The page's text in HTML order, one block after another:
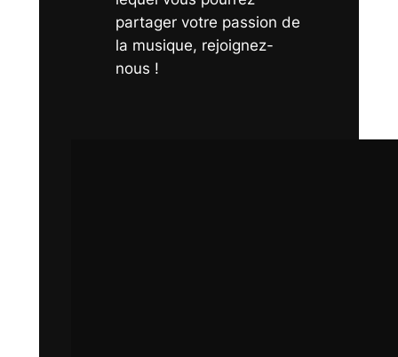
partager votre passion de
la musique, rejoignez-
nous !